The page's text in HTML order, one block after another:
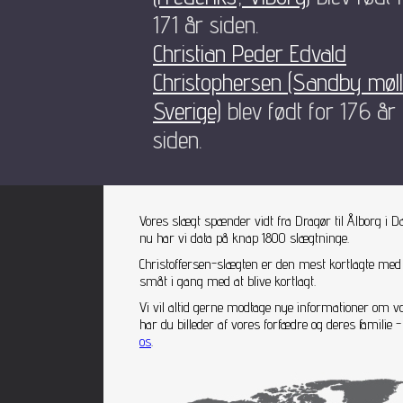
171 år siden.
Christian Peder Edvald
Christophersen (Sandby
Sverige) blev født for 176 år
siden.
Vores slægt spænder vidt fra Dragør til Ålborg i
nu har vi data på knap 1800 slægtninge.
Christoffersen-slægten er den mest kortlagte
småt i gang med at blive kortlagt.
Vi vil altid gerne modtage nye informationer om
har du billeder af vores forfædre og deres
os.